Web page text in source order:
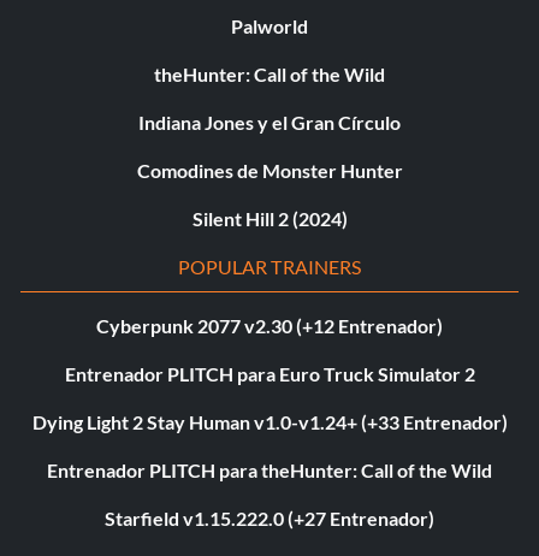
Palworld
theHunter: Call of the Wild
Indiana Jones y el Gran Círculo
Comodines de Monster Hunter
Silent Hill 2 (2024)
POPULAR TRAINERS
Cyberpunk 2077 v2.30 (+12 Entrenador)
Entrenador PLITCH para Euro Truck Simulator 2
Dying Light 2 Stay Human v1.0-v1.24+ (+33 Entrenador)
Entrenador PLITCH para theHunter: Call of the Wild
Starfield v1.15.222.0 (+27 Entrenador)